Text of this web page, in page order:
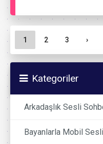
Sayfa gezinme
Geçerli Sayfa
1 Sayfa
2 Sayfa
3 ›
Kategoriler
Arkadaşlık Sesli
Bayanlarla Mobil